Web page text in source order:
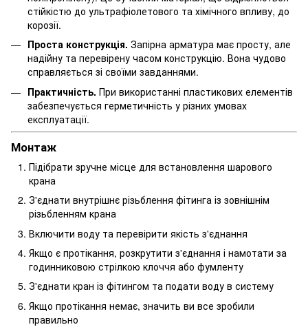
стійкістю до ультрафіолетового та хімічного впливу, до
корозії.
Проста конструкція. Запірна арматура має просту, але
надійну та перевірену часом конструкцію. Вона чудово
справляється зі своїми завданнями.
Практичність. При використанні пластикових елементів
забезпечується герметичність у різних умовах
експлуатації.
Монтаж
Підібрати зручне місце для встановлення шарового
крана
З'єднати внутрішнє різьблення фітинга із зовнішнім
різьбленням крана
Включити воду та перевірити якість з'єднання
Якщо є протікання, розкрутити з'єднання і намотати за
годинниковою стрілкою клоччя або фумленту
З'єднати кран із фітингом та подати воду в систему
Якщо протікання немає, значить ви все зробили
правильно